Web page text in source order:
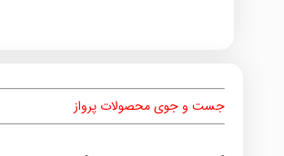
جست و جوی محصولات پرواز